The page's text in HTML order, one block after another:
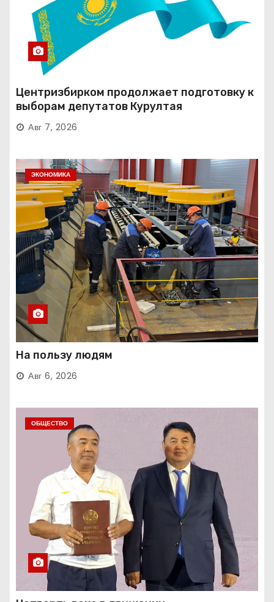
Центризбирком продолжает подготовку к
выборам депутатов Курултая
Авг 7, 2026
ЭКОНОМИКА
На пользу людям
Авг 6, 2026
ОБЩЕСТВО